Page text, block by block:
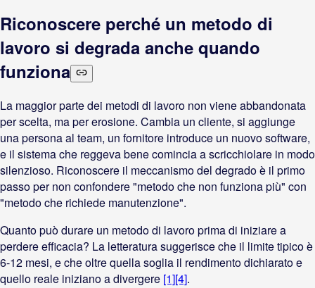
Riconoscere perché un metodo di
lavoro si degrada anche quando
funziona
La maggior parte dei metodi di lavoro non viene abbandonata
per scelta, ma per erosione. Cambia un cliente, si aggiunge
una persona al team, un fornitore introduce un nuovo software,
e il sistema che reggeva bene comincia a scricchiolare in modo
silenzioso. Riconoscere il meccanismo del degrado è il primo
passo per non confondere "metodo che non funziona più" con
"metodo che richiede manutenzione".
Quanto può durare un metodo di lavoro prima di iniziare a
perdere efficacia? La letteratura suggerisce che il limite tipico è
6-12 mesi, e che oltre quella soglia il rendimento dichiarato e
quello reale iniziano a divergere [1][4].